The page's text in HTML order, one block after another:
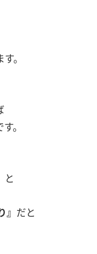
。
。
と
』 だと